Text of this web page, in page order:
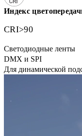
Индекс
CRI>90
Светодиодные ленты
DMX и SPI
Для динамической